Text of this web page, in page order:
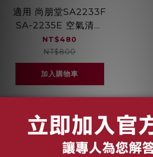
適用 尚朋堂SA2233F
SA-2235E 空氣清淨
機 複合式活性碳
HEPA抗菌濾芯 綠綠
好日
NT$480
NT$800
加入購物車